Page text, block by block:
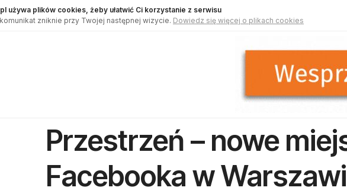
używa plików cookies, żeby ułatwić Ci korzystanie z serwisu
zniknie przy Twojej następnej wizycie. Dowiedz się więcej o plikach cookies
Przestrzeń – nowe
Facebooka w